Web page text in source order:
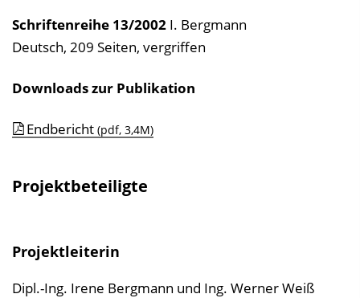
Schriftenreihe 13/2002 I. Bergmann
Deutsch, 209 Seiten, vergriffen
Downloads zur Publikation
Endbericht (pdf, 3,4M)
Projektbeteiligte
Projektleiterin
Dipl.-Ing. Irene Bergmann und Ing. Werner Weiß